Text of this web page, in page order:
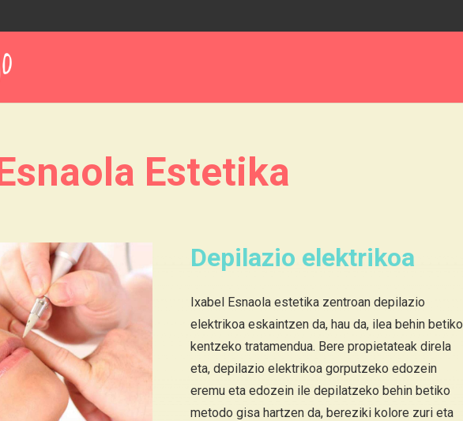
Estetika
Depilazio elektrikoa
Ixabel Esnaola estetika zentroan depilazio
elektrikoa eskaintzen da, hau da, ilea behin betiko
kentzeko tratamendua. Bere propietateak direla
eta, depilazio elektrikoa gorputzeko edozein
eremu eta edozein ile depilatzeko behin betiko
metodo gisa hartzen da, bereziki kolore zuri eta